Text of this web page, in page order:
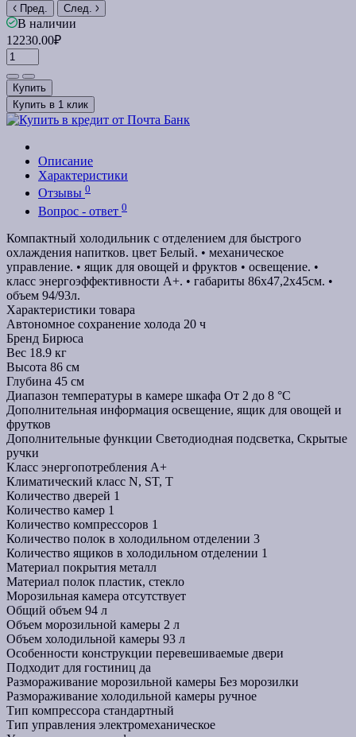
Пред. След.
В наличии
12230.00₽
Купить
Купить в 1 клик
Описание
Характеристики
Отзывы 0
Вопрос - ответ 0
Компактный холодильник с отделением для быстрого
охлаждения напитков. цвет Белый. • механическое
управление. • ящик для овощей и фруктов • освещение. •
класс энергоэффективности А+. • габариты 86x47,2x45см. •
объем 94/93л.
Характеристики товара
Автономное сохранение холода 20 ч
Бренд Бирюса
Вес 18.9 кг
Высота 86 см
Глубина 45 см
Диапазон температуры в камере шкафа От 2 до 8 °C
Дополнительная информация освещение, ящик для овощей и
фрутков
Дополнительные функции Светодиодная подсветка, Скрытые
ручки
Класс энергопотребления A+
Климатический класс N, ST, T
Количество дверей 1
Количество камер 1
Количество компрессоров 1
Количество полок в холодильном отделении 3
Количество ящиков в холодильном отделении 1
Материал покрытия металл
Материал полок пластик, стекло
Морозильная камера отсутствует
Общий объем 94 л
Объем морозильной камеры 2 л
Объем холодильной камеры 93 л
Особенности конструкции перевешиваемые двери
Подходит для гостиниц да
Размораживание морозильной камеры Без морозилки
Размораживание холодильной камеры ручное
Тип компрессора стандартный
Тип управления электромеханическое